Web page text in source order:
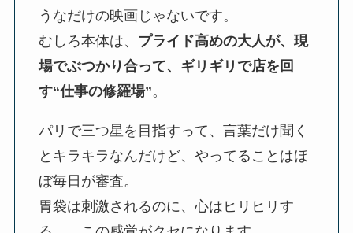
うなだけの映画じゃないです。
むしろ本体は、 プライド高めの大人が、現
場でぶつかり合って、ギリギリで店を回
す“仕事の修羅場”。
パリで三つ星を目指すって、言葉だけ聞く
とキラキラなんだけど、やってることはほ
ぼ毎日が審査。
胃袋は刺激されるのに、心はヒリヒリす